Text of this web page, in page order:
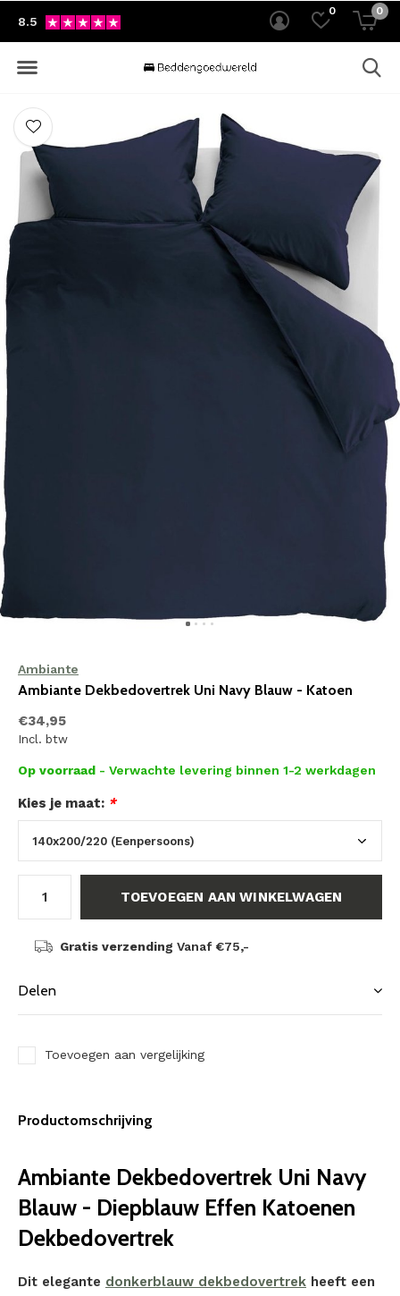
0 0
8.5
Ambiante
Ambiante Dekbedovertrek Uni Navy Blauw - Katoen
€34,95
Incl. btw
Op voorraad - Verwachte levering binnen 1-2 werkdagen
Kies je maat: *
TOEVOEGEN AAN WINKELWAGEN
Gratis verzending Vanaf €75,-
Delen
Toevoegen aan vergelijking
Productomschrijving
Ambiante Dekbedovertrek Uni Navy
Blauw - Diepblauw Effen Katoenen
Dekbedovertrek
Dit elegante donkerblauw dekbedovertrek heeft een